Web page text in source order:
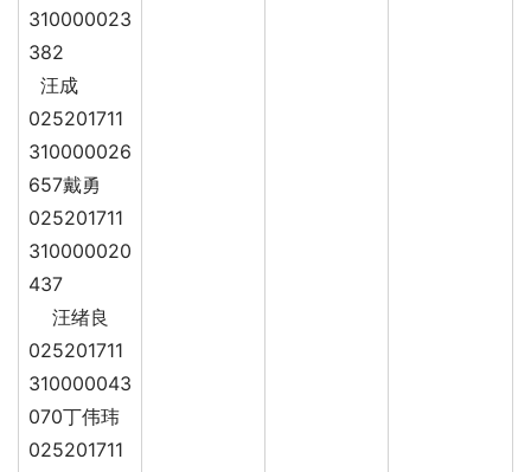
310000023
382
汪成
025201711
310000026
657戴勇
025201711
310000020
437
汪绪良
025201711
310000043
070丁伟玮
025201711